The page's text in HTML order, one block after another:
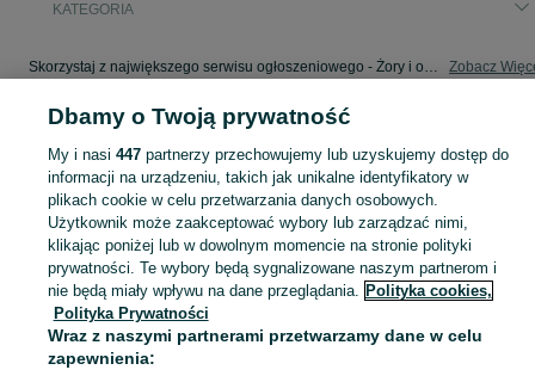
KATEGORIA
Skorzystaj z największego serwisu ogłoszeniowego - Żory i okolice! - kupuj lub sprzedawaj jeszcze wygodniej w kategorii Dostawcze i Ciężarowe! Zobacz
Mapa kategorii
Mapa miejscowości
Mapa ministron
Popularne wyszukiwania
Dbamy o Twoją prywatność
My i nasi 447partnerzy przechowujemy lub uzyskujemy dostęp do
informacji na urządzeniu, takich jak unikalne identyfikatory w
plikach cookie w celu przetwarzania danych osobowych.
Użytkownik może zaakceptować wybory lub zarządzać nimi,
klikając poniżej lub w dowolnym momencie na stronie polityki
prywatności. Te wybory będą sygnalizowane naszym partnerom i
nie będą miały wpływu na dane przeglądania. Polityka cookies,
Polityka Prywatności
Wraz z naszymi partnerami przetwarzamy dane w celu
zapewnienia: